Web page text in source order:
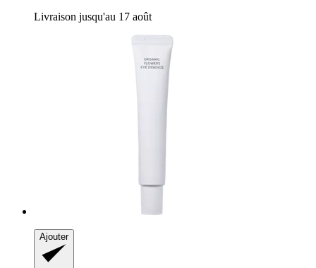
Livraison jusqu'au 17 août
Ajouter